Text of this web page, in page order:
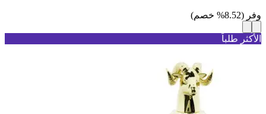
وفر (
8.52
% خصم)
الأكثر طلباً